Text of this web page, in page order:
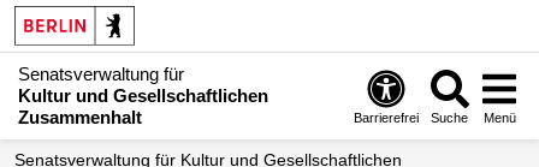
Senatsverwaltung für
Kultur und Gesellschaftlichen
Zusammenhalt
Barrierefrei Suche Menü
Senatsverwaltung für Kultur und Gesellschaftlichen